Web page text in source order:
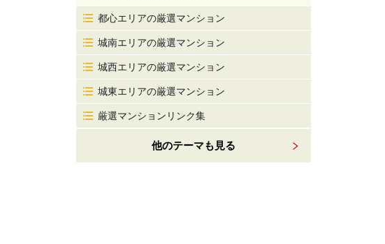
都心エリアの厳選マンション
城南エリアの厳選マンション
城西エリアの厳選マンション
城東エリアの厳選マンション
厳選マンションリンク集
他のテーマも見る